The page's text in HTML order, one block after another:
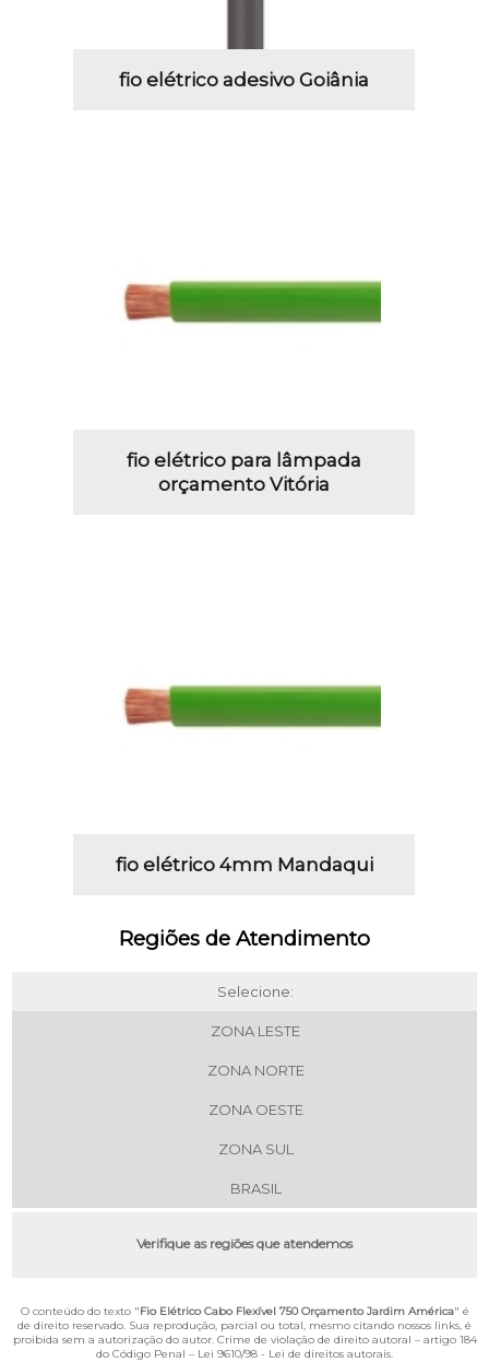
fio elétrico adesivo Goiânia
fio elétrico para lâmpada
orçamento Vitória
fio elétrico 4mm Mandaqui
Regiões de Atendimento
Selecione:
ZONA LESTE
ZONA NORTE
ZONA OESTE
ZONA SUL
BRASIL
Verifique as regiões que atendemos
O conteúdo do texto "Fio Elétrico Cabo Flexível 750 Orçamento Jardim América" é
de direito reservado. Sua reprodução, parcial ou total, mesmo citando nossos links, é
proibida sem a autorização do autor. Crime de violação de direito autoral – artigo 184
do Código Penal – Lei 9610/98 - Lei de direitos autorais.